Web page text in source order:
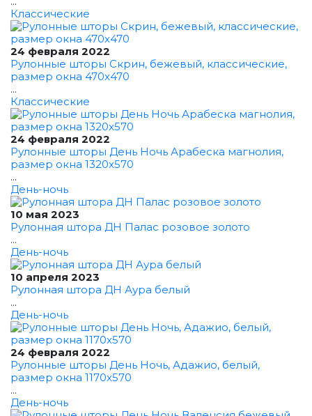
Классические
24 февраля 2022
Рулонные шторы Скрин, бежевый, классические,
размер окна 470x470
...
Классические
24 февраля 2022
Рулонные шторы День Ночь Арабеска магнолия,
размер окна 1320x570
...
День-ночь
10 мая 2023
Рулонная штора ДН Палас розовое золото
...
День-ночь
10 апреля 2023
Рулонная штора ДН Аура белый
...
День-ночь
24 февраля 2022
Рулонные шторы День Ночь, Адажио, белый,
размер окна 1170x570
...
День-ночь